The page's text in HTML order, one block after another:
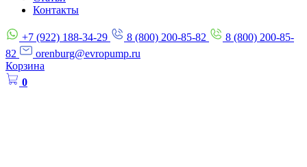
Контакты
+7 (922) 188-34-29 8 (800) 200-85-82
8 (800) 200-85-
82
orenburg@evropump.ru
Корзина
0